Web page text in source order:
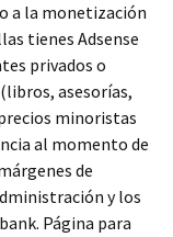
a la monetización
tienes Adsense
privados o
asesorías,
minoristas
al momento de
de
y los
Página para